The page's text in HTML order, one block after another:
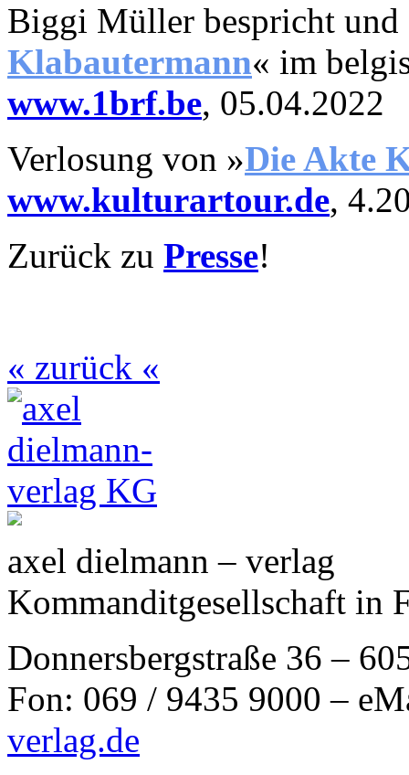
Biggi Müller bespricht
Klabautermann« im
www.1brf.be, 05.04.2022
Verlosung von »Die Akte
www.kulturartour.de,
Zurück zu Presse!
« zurück «
axel dielmann – verlag
Kommanditgesellschaft in
Donnersbergstraße 36 –
Fon: 069 / 9435 9000 –
verlag.de